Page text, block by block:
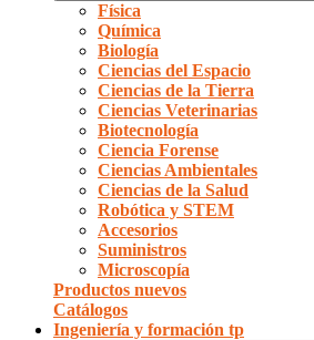
Física
Química
Biología
Ciencias del Espacio
Ciencias de la Tierra
Ciencias Veterinarias
Biotecnología
Ciencia Forense
Ciencias Ambientales
Ciencias de la Salud
Robótica y STEM
Accesorios
Suministros
Microscopía
Productos nuevos
Catálogos
Ingeniería y formación tp